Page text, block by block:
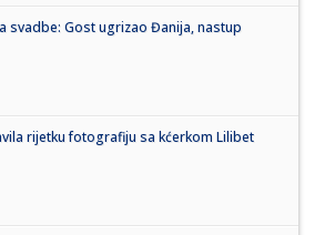
svadbe: Gost ugrizao Đanija, nastup
rijetku fotografiju sa kćerkom Lilibet